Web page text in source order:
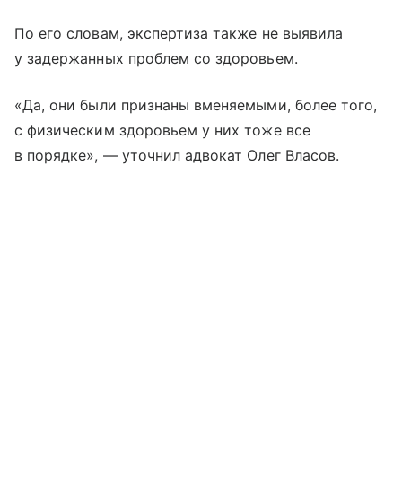
По его словам, экспертиза также не выявила
у задержанных проблем со здоровьем.
«Да, они были признаны вменяемыми, более того,
с физическим здоровьем у них тоже все
в порядке», — уточнил адвокат Олег Власов.